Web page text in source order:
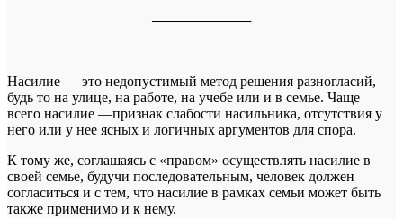
──────────
Насилие — это недопустимый метод решения разногласий,
будь то на улице, на работе, на учебе или и в семье. Чаще
всего насилие —признак слабости насильника, отсутствия у
него или у нее ясных и логичных аргументов для спора.
К тому же, соглашаясь с «правом» осуществлять насилие в
своей семье, будучи последовательным, человек должен
согласиться и с тем, что насилие в рамках семьи может быть
также применимо и к нему.